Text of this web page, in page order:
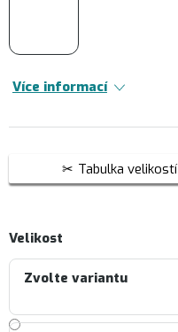
Více informací
Tabulka velikostí
Velikost
Zvolte variantu